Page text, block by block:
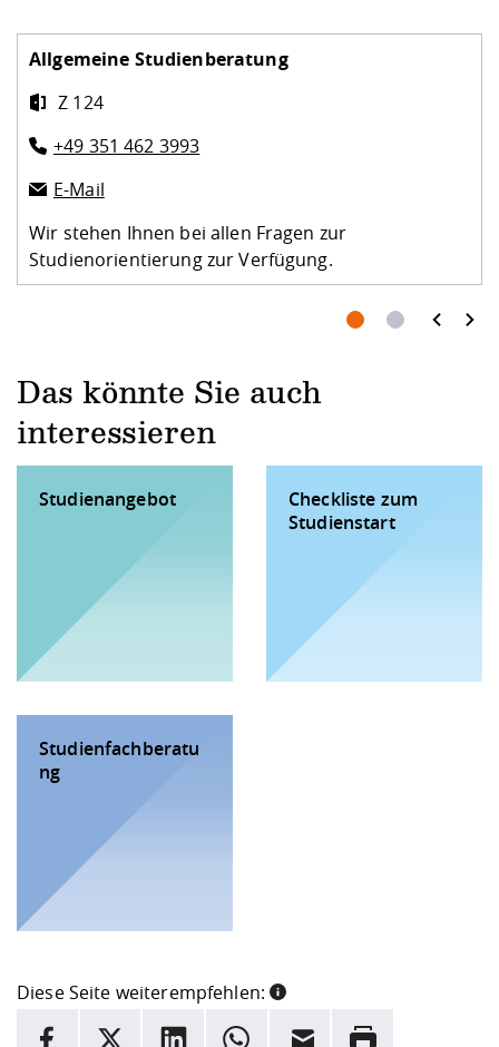
Allgemeine Studienberatung
Z 124
+49 351 462 3993
E-Mail
Wir stehen Ihnen bei allen Fragen zur
Studienorientierung zur Verfügung.
prev next
Das könnte Sie auch
interessieren
Studienangebot
Checkliste zum
Studienstart
Studienfachberatu
ng
Diese Seite weiterempfehlen:
INFORMATION
Facebook
X LinkedInWhatsappE-Mail Drucken